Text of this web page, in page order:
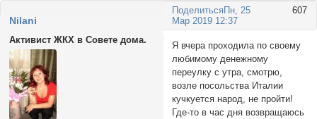
Поделиться 607
Пн, 25
Мар 2019 12:37
Nilani
Активист ЖКХ в Совете дома.
Я вчера проходила по своему
любимому денежному
переулку с утра, смотрю,
возле посольства Италии
кучкуется народ, не пройти!
Где-то в час дня возвращаюсь